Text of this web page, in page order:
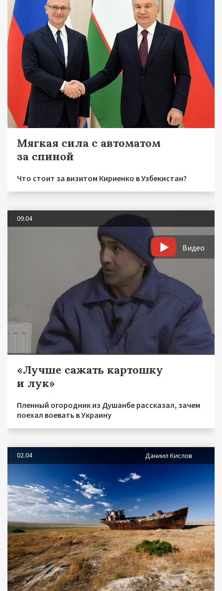
Мягкая сила с автоматом
за спиной
Что стоит за визитом Кириенко в Узбекистан?
09.04
Видео
«Лучше сажать картошку
и лук»
Пленный огородник из Душанбе рассказал, зачем
поехал воевать в Украину
02.04 Даниил Кислов